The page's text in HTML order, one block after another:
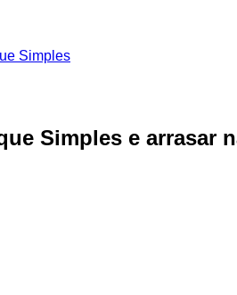
Simples
Simples e arrasar